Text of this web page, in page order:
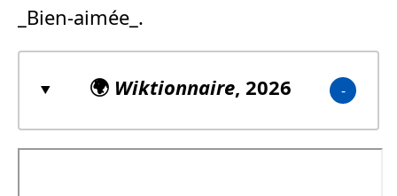
_Bien-aimée_.
🌍 Wiktionnaire, 2026